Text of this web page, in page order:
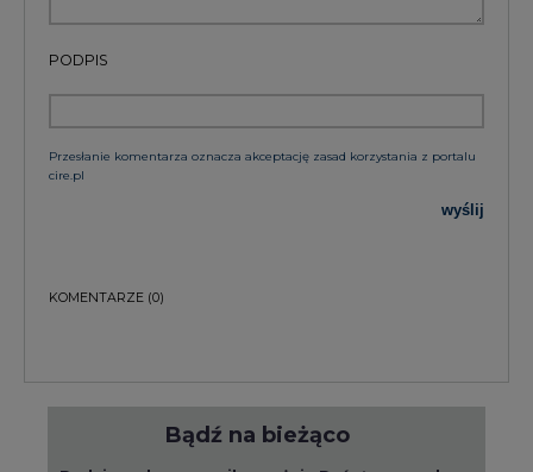
PODPIS
Przesłanie komentarza oznacza akceptację zasad korzystania z portalu
cire.pl
wyślij
KOMENTARZE (0)
Bądź na bieżąco